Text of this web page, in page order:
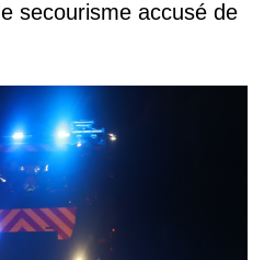
secourisme accusé de